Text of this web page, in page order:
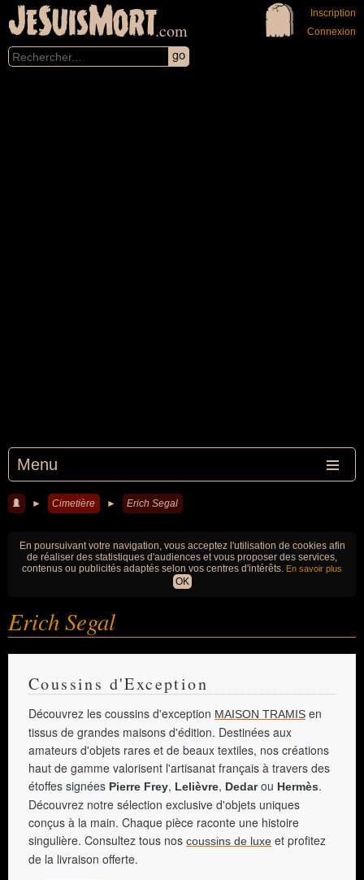
JeSuisMort.com
Menu
Inscription
Connexion
► Cimetière ► Erich Segal
En poursuivant votre navigation, vous acceptez l'utilisation de cookies afin
de réaliser des statistiques d'audiences et vous proposer des services,
contenus ou publicités adaptés selon vos centres d'intérêts. En savoir plus
OK
Erich Segal
Coussins d'Exception
Découvrez les coussins d'exception MAISON TRAMIS en
tissus de grandes maisons d'édition. Destinées aux
amateurs d'objets rares et de beaux textiles, nos créations
haut de gamme valorisent l'artisanat français à travers des
étoffes signées Pierre Frey, Lelièvre, Dedarou Hermès.
Découvrez notre sélection exclusive d'objets uniques
conçus à la main. Chaque pièce raconte une histoire
singulière. Consultez tous nos coussins de luxe et profitez
de la livraison offerte.